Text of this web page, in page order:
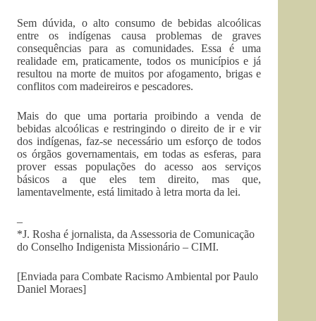
Sem dúvida, o alto consumo de bebidas alcoólicas
entre os indígenas causa problemas de graves
consequências para as comunidades. Essa é uma
realidade em, praticamente, todos os municípios e já
resultou na morte de muitos por afogamento, brigas e
conflitos com madeireiros e pescadores.
Mais do que uma portaria proibindo a venda de
bebidas alcoólicas e restringindo o direito de ir e vir
dos indígenas, faz-se necessário um esforço de todos
os órgãos governamentais, em todas as esferas, para
prover essas populações do acesso aos serviços
básicos a que eles tem direito, mas que,
lamentavelmente, está limitado à letra morta da lei.
–
*J. Rosha é jornalista, da Assessoria de Comunicação
do Conselho Indigenista Missionário – CIMI.
[Enviada para Combate Racismo Ambiental por Paulo
Daniel Moraes]